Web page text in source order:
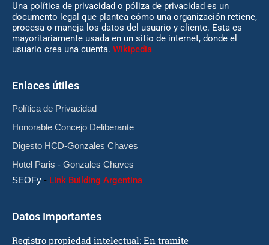
Una política de privacidad o póliza de privacidad es un
documento legal que plantea cómo una organización retiene,
procesa o maneja los datos del usuario y cliente. Esta es
mayoritariamente usada en un sitio de internet, donde el
usuario crea una cuenta. Wikipedia
Enlaces útiles
Política de Privacidad
Honorable Concejo Deliberante
Digesto HCD-Gonzales Chaves
Hotel Paris - Gonzales Chaves
SEOFy - Link Building Argentina
Datos Importantes
Registro propiedad intelectual: En tramite